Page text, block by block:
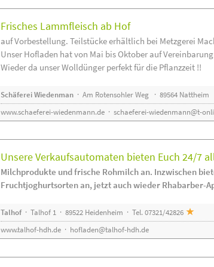
Frisches Lammfleisch ab Hof
auf Vorbestellung. Teilstücke erhältlich bei Metzgerei
Unser Hofladen hat von Mai bis Oktober auf
Wieder da unser Wolldünger perfekt für die Pflanzzeit !!
Schäferei Wiedenman· Am Rotensohler Weg · 89564 Nattheim
www.schaeferei-wiedenmann.de· schaeferei-wiedenmann@t-
Unsere Verkaufsautomaten bieten Euch 24/7
Milchprodukte und frische Rohmilch an. Inzwischen
Fruchtjoghurtsorten an, jetzt auch wieder Rhabarber-
Talhof· Talhof 1 · 89522 Heidenheim · Tel. 07321/42826
www.talhof-hdh.de· hofladen@talhof-hdh.de